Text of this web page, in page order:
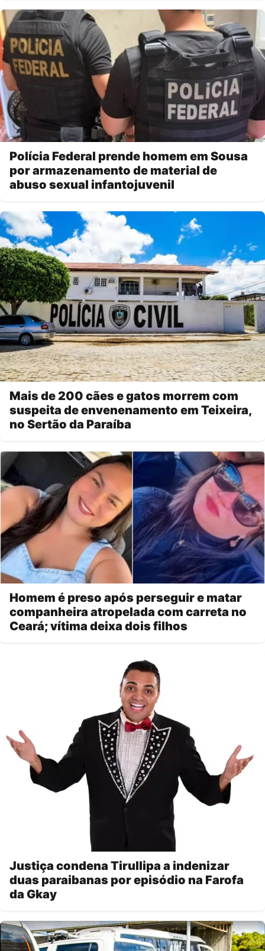
Polícia Federal prende homem em Sousa
por armazenamento de material de
abuso sexual infantojuvenil
Mais de 200 cães e gatos morrem com
suspeita de envenenamento em Teixeira,
no Sertão da Paraíba
Homem é preso após perseguir e matar
companheira atropelada com carreta no
Ceará; vítima deixa dois filhos
Justiça condena Tirullipa a indenizar
duas paraibanas por episódio na Farofa
da Gkay